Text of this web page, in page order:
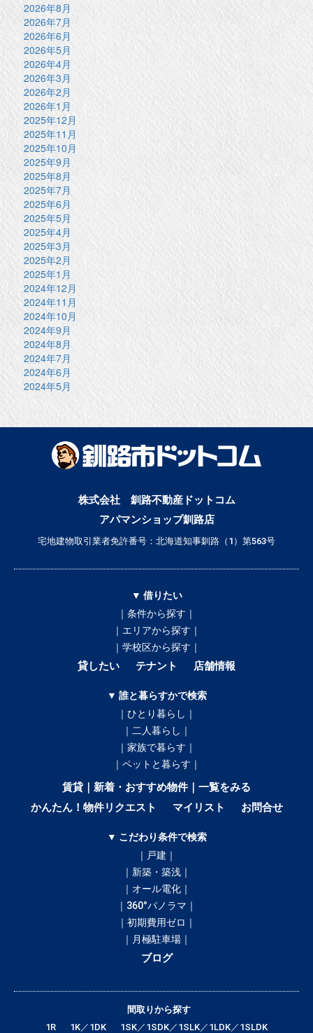
2026年8月
2026年7月
2026年6月
2026年5月
2026年4月
2026年3月
2026年2月
2026年1月
2025年12月
2025年11月
2025年10月
2025年9月
2025年8月
2025年7月
2025年6月
2025年5月
2025年4月
2025年3月
2025年2月
2025年1月
2024年12月
2024年11月
2024年10月
2024年9月
2024年8月
2024年7月
2024年6月
2024年5月
株式会社 釧路不動産ドットコム
アパマンショップ釧路店
宅地建物取引業者免許番号：北海道知事釧路（1）第563号
▼ 借りたい
｜条件から探す｜
｜エリアから探す｜
｜学校区から探す｜
貸したい テナント 店舗情報
▼ 誰と暮らすかで検索
｜ひとり暮らし｜
｜二人暮らし｜
｜家族で暮らす｜
｜ペットと暮らす｜
賃貸｜新着・おすすめ物件｜一覧をみる
かんたん！物件リクエスト
マイリスト お問合せ
▼ こだわり条件で検索
｜戸建｜
｜新築・築浅｜
｜オール電化｜
｜360°パノラマ｜
｜初期費用ゼロ｜
｜月極駐車場｜
ブログ
間取りから探す
1R
1K／1DK 1SK／1SDK／1SLK／1LDK／1SLDK